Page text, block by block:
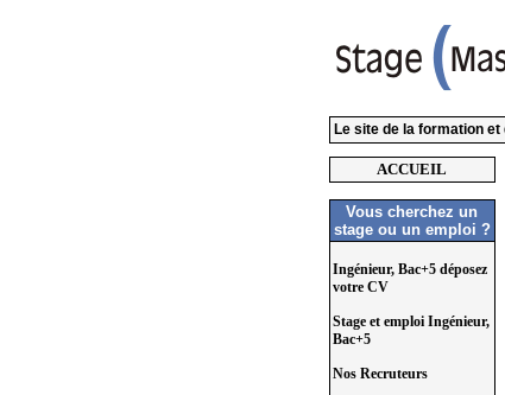
Le site de la formation
ACCUEIL
Vous cherchez un
stage ou un emploi ?
Ingénieur, Bac+5 déposez
votre CV
Stage et emploi Ingénieur,
Bac+5
Nos Recruteurs